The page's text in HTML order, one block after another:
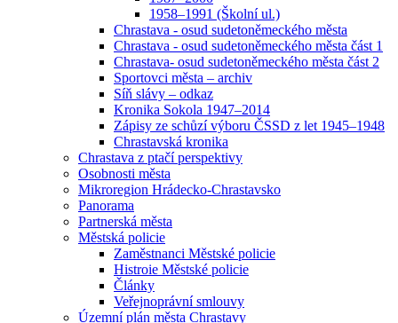
1958–1991 (Školní ul.)
Chrastava - osud sudetoněmeckého města
Chrastava - osud sudetoněmeckého města část 1
Chrastava- osud sudetoněmeckého města část 2
Sportovci města – archiv
Síň slávy – odkaz
Kronika Sokola 1947–2014
Zápisy ze schůzí výboru ČSSD z let 1945–1948
Chrastavská kronika
Chrastava z ptačí perspektivy
Osobnosti města
Mikroregion Hrádecko-Chrastavsko
Panorama
Partnerská města
Městská policie
Zaměstnanci Městské policie
Histroie Městské policie
Články
Veřejnoprávní smlouvy
Územní plán města Chrastavy